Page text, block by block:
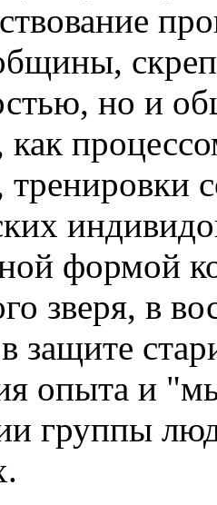
но и
как
тренировки
формой
зверя, в
защите
опыта и
группы